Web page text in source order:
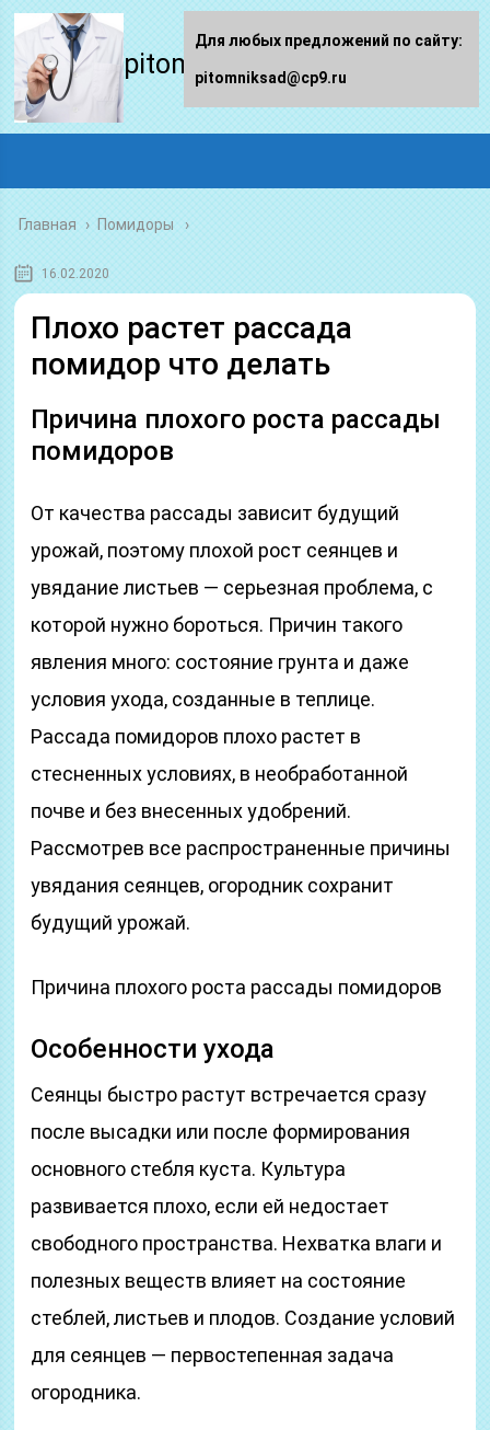
pitomniksad.ru
Главная › Помидоры
16.02.2020
Плохо растет рассада
помидор что делать
Причина плохого роста рассады
помидоров
От качества рассады зависит будущий
урожай, поэтому плохой рост сеянцев и
увядание листьев — серьезная проблема, с
которой нужно бороться. Причин такого
явления много: состояние грунта и даже
условия ухода, созданные в теплице.
Рассада помидоров плохо растет в
стесненных условиях, в необработанной
почве и без внесенных удобрений.
Рассмотрев все распространенные причины
увядания сеянцев, огородник сохранит
будущий урожай.
Причина плохого роста рассады помидоров
Особенности ухода
Сеянцы быстро растут встречается сразу
после высадки или после формирования
основного стебля куста. Культура
развивается плохо, если ей недостает
свободного пространства. Нехватка влаги и
полезных веществ влияет на состояние
стеблей, листьев и плодов. Создание условий
для сеянцев — первостепенная задача
огородника.
Для любых предложений по сайту:
pitomniksad@cp9.ru